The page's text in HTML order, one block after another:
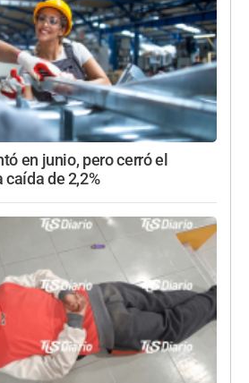
en junio, pero cerró el
de 2,2%